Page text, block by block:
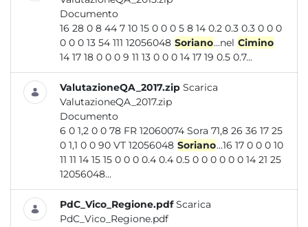
Documento
16 28 0 8 44 7 10 15 0 0 0 5 8 14 0.2 0.3 0.3 0 0 0
0 0 0 13 54 111 12056048 Soriano...nel Cimino
14 17 18 0 0 0 9 11 13 0 0 0 14 17 19 0.5 0.7...
ValutazioneQA_2017.zip Scarica
ValutazioneQA_2017.zip
Documento
6 0 1,2 0 0 78 FR 12060074 Sora 71,8 26 36 17 25
0 1,1 0 0 90 VT 12056048 Soriano...16 17 0 0 0 10
11 11 14 15 15 0 0 0 0.4 0.4 0.5 0 0 0 0 0 0 14 21 25
12056048...
PdC_Vico_Regione.pdf Scarica
PdC_Vico_Regione.pdf